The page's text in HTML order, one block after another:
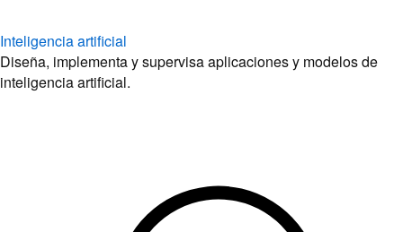
Inteligencia artificial
Diseña, implementa y supervisa aplicaciones y modelos de
inteligencia artificial.